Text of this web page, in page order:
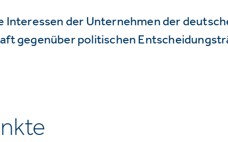
Interessen der Unternehmen der
gegenüber politischen